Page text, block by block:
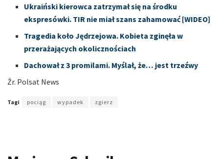
Ukraiński kierowca zatrzymał się na środku
ekspresówki. TIR nie miał szans zahamować [WIDEO]
Tragedia koło Jędrzejowa. Kobieta zginęła w
przerażających okolicznościach
Dachował z 3 promilami. Myślał, że… jest trzeźwy
Źr. Polsat News
Tagi pociąg wypadek zgierz